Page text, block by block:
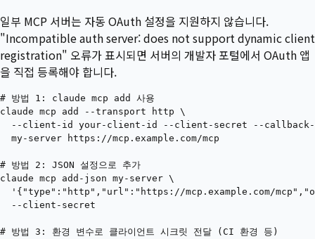
일부 MCP 서버는 자동 OAuth 설정을 지원하지 않습니다.
"Incompatible auth server: does not support dynamic client
registration" 오류가 표시되면 서버의 개발자 포털에서 OAuth 앱
을 직접 등록해야 합니다.
# 방법 1: claude mcp add 사용
claude mcp add --transport http \
--client-id your-client-id --client-secret --
  my-server https://mcp.example.com/mcp
# 방법 2: JSON 설정으로 추가
claude mcp add-json my-server \
'{"type":"http","url":"https://mcp.example.com/
  --client-secret
# 방법 3: 환경 변수로 클라이언트 시크릿 전달 (CI 환경 등)